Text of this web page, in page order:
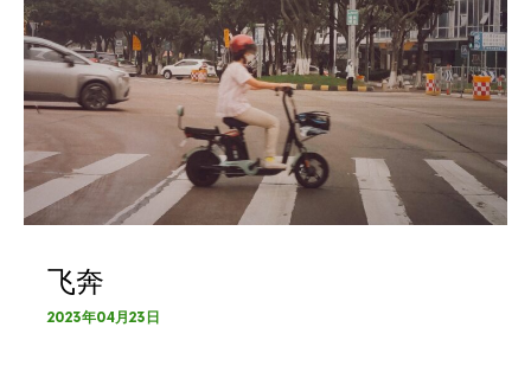
飞奔
2023年04月23日